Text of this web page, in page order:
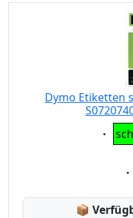
Dymo Etiketten
📦